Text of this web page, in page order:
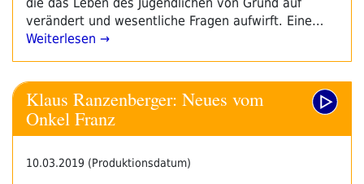
verändert und wesentliche Fragen aufwirft. Eine…
Weiterlesen →
Klaus Ranzenberger: Neues vom
Onkel Franz
10.03.2019 (Produktionsdatum)